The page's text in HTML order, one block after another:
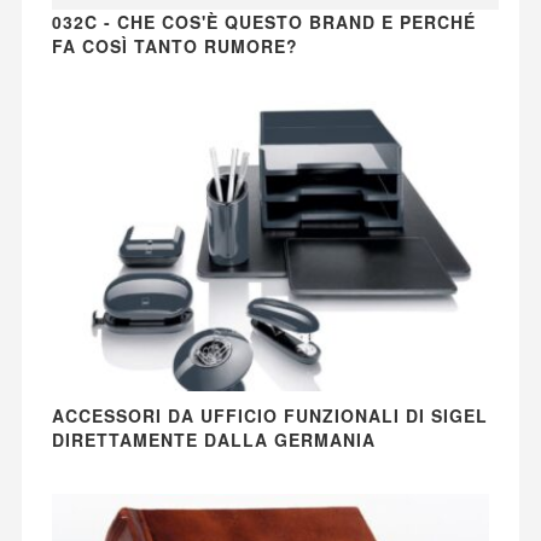
032C - CHE COS'È QUESTO BRAND E PERCHÉ
FA COSÌ TANTO RUMORE?
ACCESSORI DA UFFICIO FUNZIONALI DI SIGEL
DIRETTAMENTE DALLA GERMANIA